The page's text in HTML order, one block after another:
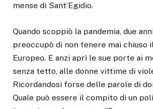
mense di Sant’Egidio.
Quando scoppiò la pandemia, due
preoccupò di non tenere mai chiuso
Europeo. E anzi aprì le sue porte ai
senza tetto, alle donne vittime di
Ricordandosi forse delle parole di
Quale può essere il compito di un